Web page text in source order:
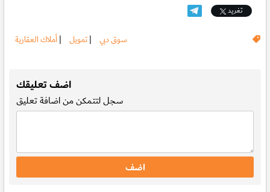
تغريد
سوق دبي |تمويل |أملاك العقارية
اضف تعليقك
سجللتتمكن من اضافة تعليق